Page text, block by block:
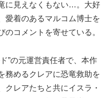
に見えなくもない…。大好
愛着のあるマルコム博士を
コメントを寄せている。
”の元運営責任者で、本作
務めるクレアに恐竜救助を
クレアたちと共にイスラ・